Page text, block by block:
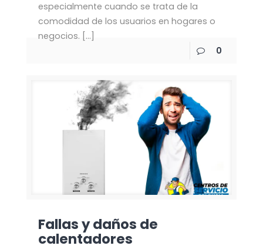
especialmente cuando se trata de la
comodidad de los usuarios en hogares o
negocios. […]
0
Fallas y daños de
calentadores